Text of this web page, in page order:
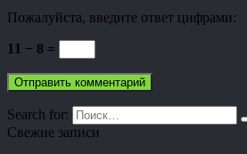
Пожалуйста, введите ответ цифрами:
11 − 8 =
Search for:
Свежие записи